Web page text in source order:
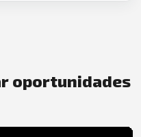
oportunidades